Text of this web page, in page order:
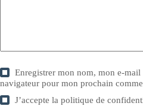
Enregistrer mon nom, mon e-mail
navigateur pour mon prochain
J’accepte lapolitique de